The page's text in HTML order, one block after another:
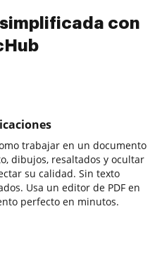
simplificada con
trabajar en un documento
dibujos, resaltados y ocultar
su calidad. Sin texto
Usa un editor de PDF en
perfecto en minutos.